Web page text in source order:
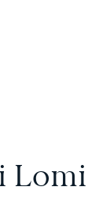
Lomi